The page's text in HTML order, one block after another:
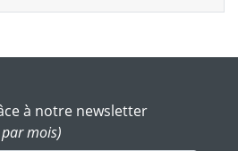
à notre newsletter
mois)